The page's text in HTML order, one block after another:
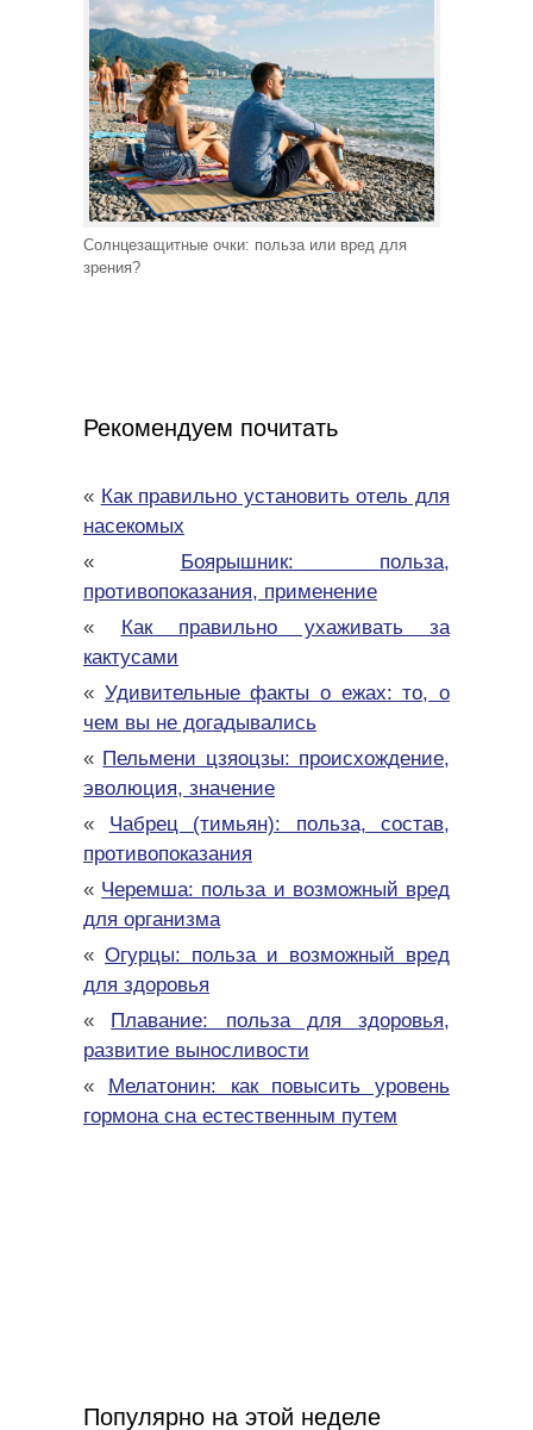
Солнцезащитные очки: польза или вред для
зрения?
Рекомендуем почитать
« Как правильно установить отель для
насекомых
«
Боярышник: польза,
противопоказания, применение
«
Как правильно ухаживать за
кактусами
« Удивительные факты о ежах: то, о
чем вы не догадывались
« Пельмени цзяоцзы: происхождение,
эволюция, значение
« Чабрец (тимьян): польза, состав,
противопоказания
« Черемша: польза и возможный вред
для организма
« Огурцы: польза и возможный вред
для здоровья
«
Плавание: польза для здоровья,
развитие выносливости
«
Мелатонин: как повысить уровень
гормона сна естественным путем
Популярно на этой неделе